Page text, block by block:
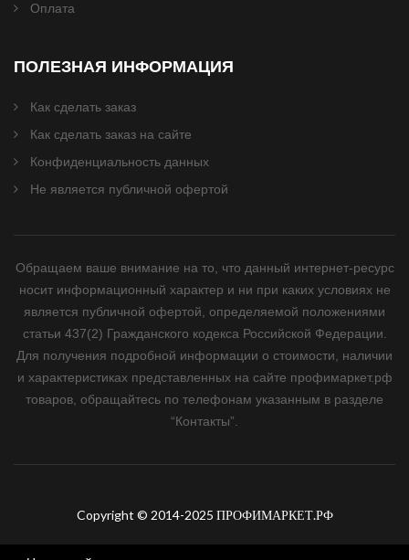
Оплата
ПОЛЕЗНАЯ ИНФОРМАЦИЯ
Как сделать заказ
Как сделать заказ на сайте
Конфиденциальность данных
Не является публичной офертой
Обращаем ваше внимание на то, что данный интернет-ресурс
носит информационный характер и ни при каких условиях не
является публичной офертой, определяемой положениями
статьи 437(2) Гражданского кодекса Российской Федерации.
Для получения подробной информации о стоимости, наличии
и характеристиках представленных на сайте профимаркет.рф
товаров, обращайтесь по телефонам указанным в разделе
“Контакты”.
Copyright © 2014-2025 ПРОФИМАРКЕТ.РФ